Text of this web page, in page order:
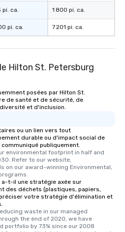
pi. ca.
pi. ca.
1 800 pi. ca.
7 201 pi. ca.
Hilton St. Petersburg
posées par Hilton St.
de santé et de sécurité, de
et d'inclusion.
ou un lien vers tout
durable ou d'impact social de
publiquement.
environmental footprint in half and
Refer to our website,
on our award-winning Environmental,
t-il une stratégie axée sur
des déchets (plastiques, papiers,
votre stratégie d'élimination et
waste in our managed
the end of 2020, we have
portfolio by 73% since our 2008